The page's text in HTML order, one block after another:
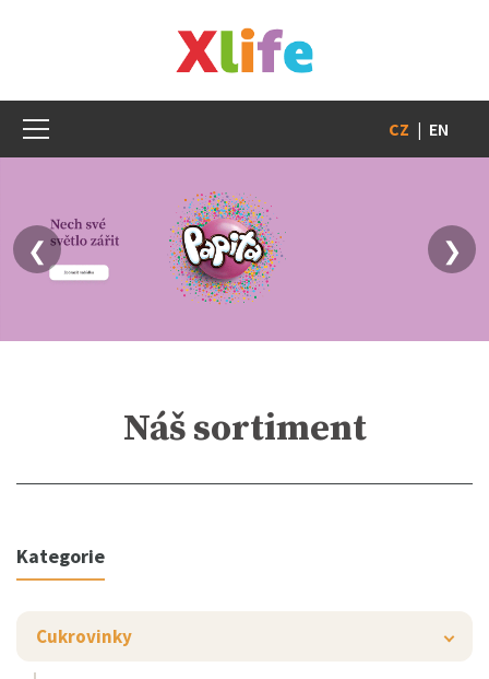
CZ | EN
❮ ❯
Náš sortiment
Kategorie
Cukrovinky